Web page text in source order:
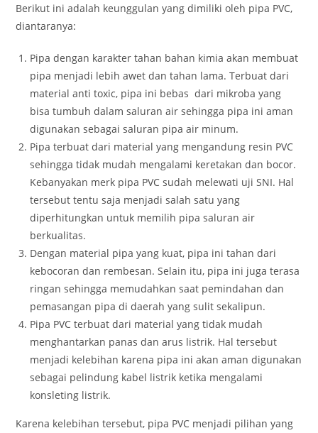
Berikut ini adalah keunggulan yang dimiliki oleh pipa PVC,
diantaranya:
Pipa dengan karakter tahan bahan kimia akan membuat
pipa menjadi lebih awet dan tahan lama. Terbuat dari
material anti toxic, pipa ini bebas dari mikroba yang
bisa tumbuh dalam saluran air sehingga pipa ini aman
digunakan sebagai saluran pipa air minum.
Pipa terbuat dari material yang mengandung resin PVC
sehingga tidak mudah mengalami keretakan dan bocor.
Kebanyakan merk pipa PVC sudah melewati uji SNI. Hal
tersebut tentu saja menjadi salah satu yang
diperhitungkan untuk memilih pipa saluran air
berkualitas.
Dengan material pipa yang kuat, pipa ini tahan dari
kebocoran dan rembesan. Selain itu, pipa ini juga terasa
ringan sehingga memudahkan saat pemindahan dan
pemasangan pipa di daerah yang sulit sekalipun.
Pipa PVC terbuat dari material yang tidak mudah
menghantarkan panas dan arus listrik. Hal tersebut
menjadi kelebihan karena pipa ini akan aman digunakan
sebagai pelindung kabel listrik ketika mengalami
konsleting listrik.
Karena kelebihan tersebut, pipa PVC menjadi pilihan yang